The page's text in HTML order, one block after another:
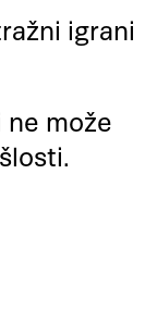
igrani
ne može